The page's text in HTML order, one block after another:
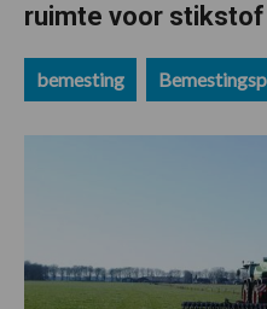
ruimte voor
bemesting